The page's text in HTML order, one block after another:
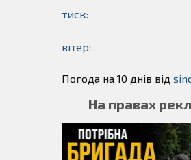
тиск:
вітер:
Погода на 10 днів від
На правах